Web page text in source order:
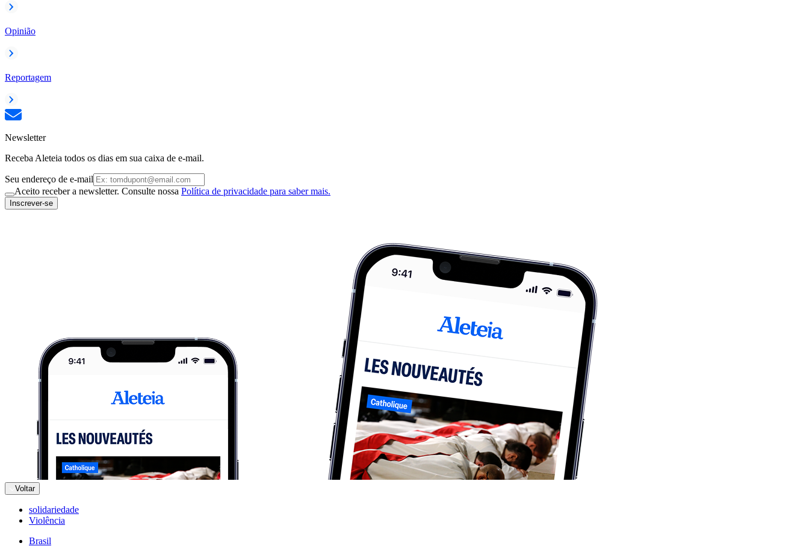
Opinião
Reportagem
Newsletter
Receba Aleteia todos os dias em sua caixa de e-mail.
Seu endereço de e-mail
Aceito receber a newsletter. Consulte nossa Política de privacidade para saber mais.
Inscrever-se
Voltar
solidariedade
Violência
Brasil